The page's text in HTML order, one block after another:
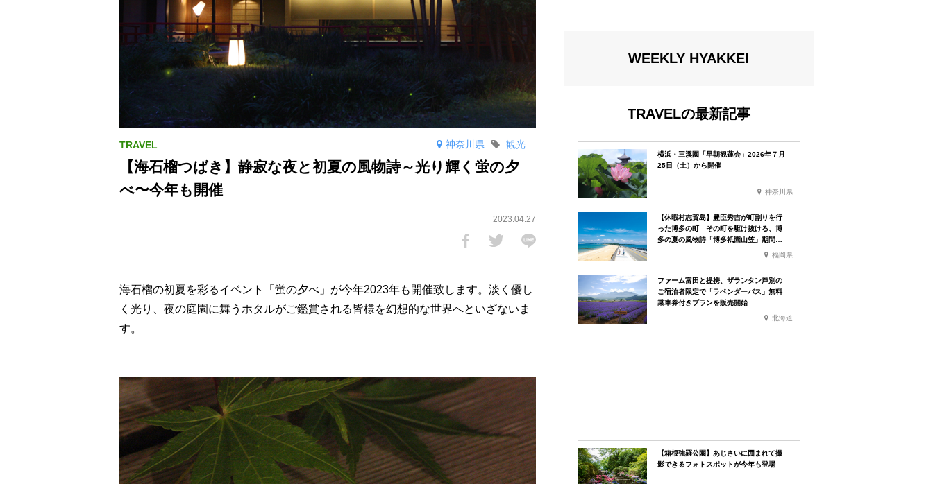
神奈川県 観光
【海石榴つばき】静寂な夜と初夏の風物詩～光り輝く蛍の夕
べ〜今年も開催
2023.04.27
海石榴の初夏を彩るイベント「蛍の夕べ」が今年2023年も開催致します。淡く優し
く光り、夜の庭園に舞うホタルがご鑑賞される皆様を幻想的な世界へといざないま
す。
WEEKLY HYAKKEI
TRAVELの最新記事
横浜・三溪園「早朝観蓮会」2026年７月
25日（土）から開催
神奈川県
【休暇村志賀島】豊臣秀吉が町割りを行
った博多の町 その町を駆け抜ける、博
多の夏の風物詩「博多祇園山笠」期間中
福岡県
ファーム富田と提携、ザランタン芦別の
ご宿泊者限定で「ラベンダーバス」無料
乗車券付きプランを販売開始
北海道
【箱根強羅公園】あじさいに囲まれて撮
影できるフォトスポットが今年も登場